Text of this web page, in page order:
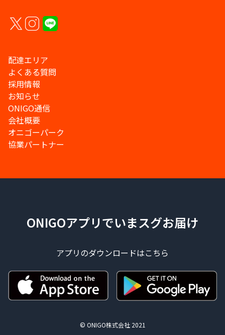
配達エリア
よくある質問
採用情報
お知らせ
ONIGO通信
会社概要
オニゴーパーク
協業パートナー
ONIGOアプリでいまスグお届け
アプリのダウンロードはこちら
© ONIGO株式会社 2021